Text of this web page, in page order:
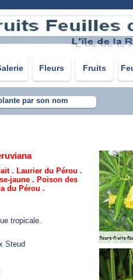
Fleurs Fruits
par son nom
. Laurier du Pérou .
jaune . Poison des
du Pérou .
tropicale.
Steud